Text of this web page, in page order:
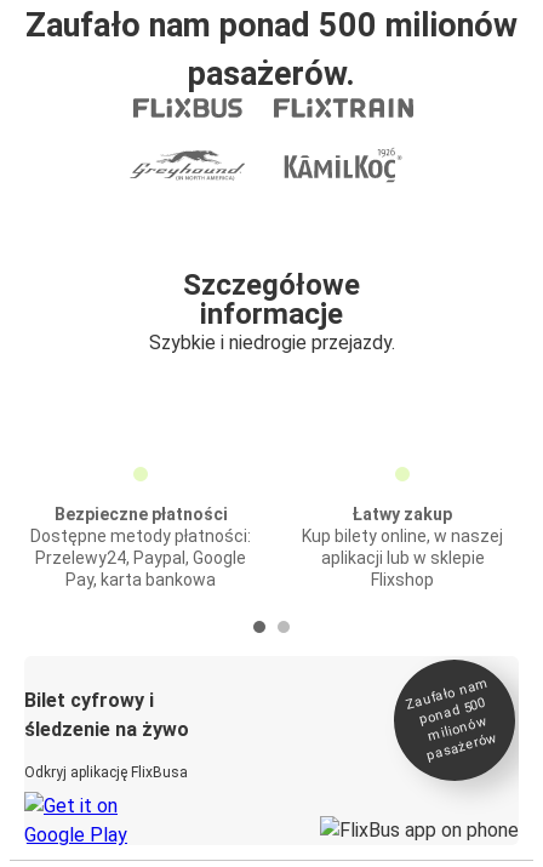
Zaufało nam ponad 500 milionów
pasażerów.
Szczegółowe
informacje
Szybkie i niedrogie przejazdy.
Bezpieczne płatności
Dostępne metody płatności:
Przelewy24, Paypal, Google
Pay, karta bankowa
Łatwy zakup
Kup bilety online, w naszej
aplikacji lub w sklepie
Flixshop
Bilet cyfrowy i
śledzenie na żywo
Odkryj aplikację FlixBusa
Zaufało na
m
ponad 500
milionó
w
pasażeró
w